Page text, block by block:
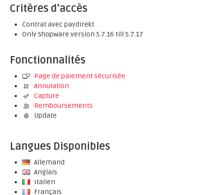
Critères d’accès
Contrat avec paydirekt
Only Shopware version 5.7.16 till 5.7.17
Fonctionnalités
Page de paiement sécurisée
Annulation
Capture
Remboursements
Update
Langues Disponibles
Allemand
Anglais
Italien
Français